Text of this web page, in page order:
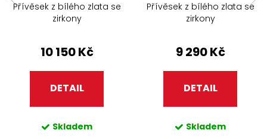
Přívěsek z bílého zlata se
zirkony
10 150 Kč
DETAIL
Skladem
Přívěsek z bílého zlata se
zirkony
9 290 Kč
DETAIL
Skladem